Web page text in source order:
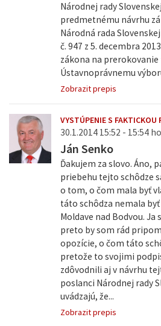
Národnej rady
predmetnému návrhu
Národná rada
č. 947 z 5. decembra
zákona na
Ústavnoprávnemu
Zobrazit prepis
VYSTÚPENIE S FAKTICKOU
30.1.2014 15:52 - 15:54
Ján Senko
Ďakujem za slovo. Áno,
priebehu tejto schôdze
o tom, o čom mala byť
táto schôdza nemala
Moldave nad Bodvou. Ja
preto by som rád
opozície, o čom táto
pretože to svojimi
zdôvodnili aj v návrhu
poslanci Národnej rady
uvádzajú, že...
Zobrazit prepis